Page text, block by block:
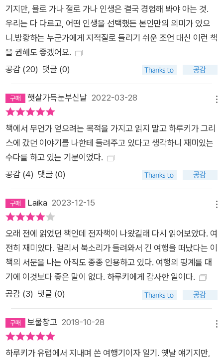
기지만, 욜로 가나 절로 가나 인생은 결국 경험해 봐야 아는 것.
우리는 다 다르고, 어떤 인생을 선택했든 본인만의 의미가 있으
니.방황하는 누군가에게 지적질로 들리기 쉬운 조언 대신 이런 책
을 권해도 좋겠어요.
공감 (20) 댓글 (0)
햇살가득눈부신날 2022-03-28
책에서 무언가 얻으려는 목적을 가지고 읽지 말고 하루키가 그리
스에 갔던 이야기를 나한테 들려주고 있다고 생각하니 재미있는
수다를 하고 있는 기분이었다.
공감 (4) 댓글 (0)
Laika 2023-12-15
오래 전에 읽었던 책인데 전자책이 나왔길래 다시 읽어보았다. 여
전히 재미있다. 멀리서 북소리가 들려와서 긴 여행을 떠났다는 이
책의 서문을 나는 아직도 종종 인용하고 있다. 여행의 핑계를 대
기에 이것보다 좋은 말이 없다. 하루키에게 감사한 일이다.
공감 (3) 댓글 (0)
보물창고 2019-10-28
하루키가 유럽에서 지내며 쓴 여행기이자 일기. 옛날 얘기지만,